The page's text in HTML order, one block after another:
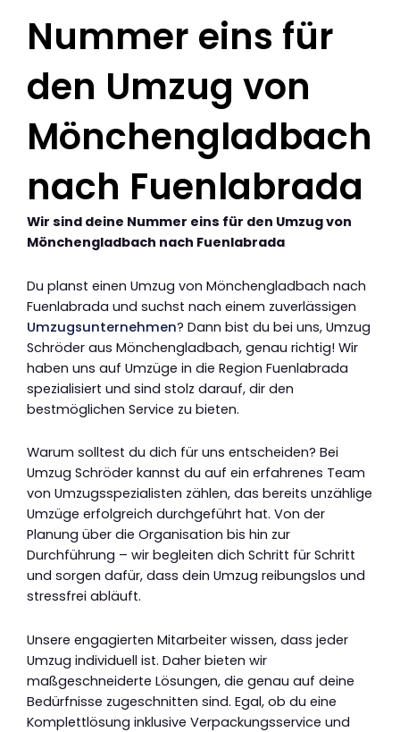
Nummer eins für
den Umzug von
Mönchengladbach
nach Fuenlabrada
Wir sind deine Nummer eins für den Umzug von
Mönchengladbach nach Fuenlabrada
Du planst einen Umzug von Mönchengladbach nach
Fuenlabrada und suchst nach einem zuverlässigen
Umzugsunternehmen? Dann bist du bei uns, Umzug
Schröder aus Mönchengladbach, genau richtig! Wir
haben uns auf Umzüge in die Region Fuenlabrada
spezialisiert und sind stolz darauf, dir den
bestmöglichen Service zu bieten.
Warum solltest du dich für uns entscheiden? Bei
Umzug Schröder kannst du auf ein erfahrenes Team
von Umzugsspezialisten zählen, das bereits unzählige
Umzüge erfolgreich durchgeführt hat. Von der
Planung über die Organisation bis hin zur
Durchführung – wir begleiten dich Schritt für Schritt
und sorgen dafür, dass dein Umzug reibungslos und
stressfrei abläuft.
Unsere engagierten Mitarbeiter wissen, dass jeder
Umzug individuell ist. Daher bieten wir
maßgeschneiderte Lösungen, die genau auf deine
Bedürfnisse zugeschnitten sind. Egal, ob du eine
Komplettlösung inklusive Verpackungsservice und